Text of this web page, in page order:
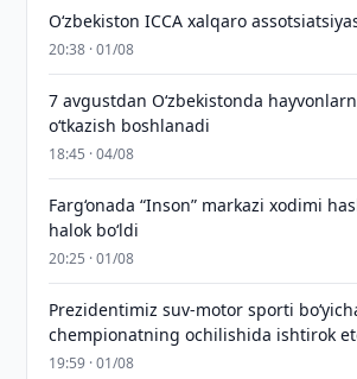
O‘zbekiston ICCA xalqaro
20:38 · 01/08
7 avgustdan O‘zbekistonda
o‘tkazish boshlanadi
18:45 · 04/08
Farg‘onada “Inson” markazi xodimi
halok bo‘ldi
20:25 · 01/08
Prezidentimiz suv-motor sporti
chempionatning ochilishida ishtirok
19:59 · 01/08